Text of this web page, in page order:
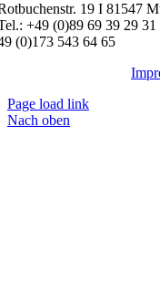
19 I 81547
+49 (0)89 69 39 29
(0)173 543 64 65
Page load link
Nach oben